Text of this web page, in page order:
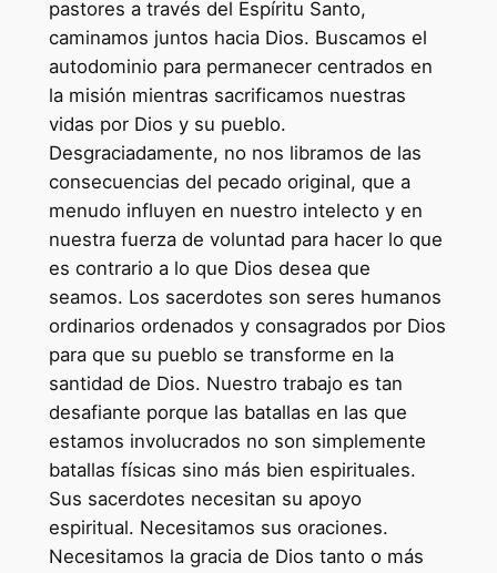
pastores a través del Espíritu Santo,
caminamos juntos hacia Dios. Buscamos el
autodominio para permanecer centrados en
la misión mientras sacrificamos nuestras
vidas por Dios y su pueblo.
Desgraciadamente, no nos libramos de las
consecuencias del pecado original, que a
menudo influyen en nuestro intelecto y en
nuestra fuerza de voluntad para hacer lo que
es contrario a lo que Dios desea que
seamos. Los sacerdotes son seres humanos
ordinarios ordenados y consagrados por Dios
para que su pueblo se transforme en la
santidad de Dios. Nuestro trabajo es tan
desafiante porque las batallas en las que
estamos involucrados no son simplemente
batallas físicas sino más bien espirituales.
Sus sacerdotes necesitan su apoyo
espiritual. Necesitamos sus oraciones.
Necesitamos la gracia de Dios tanto o más